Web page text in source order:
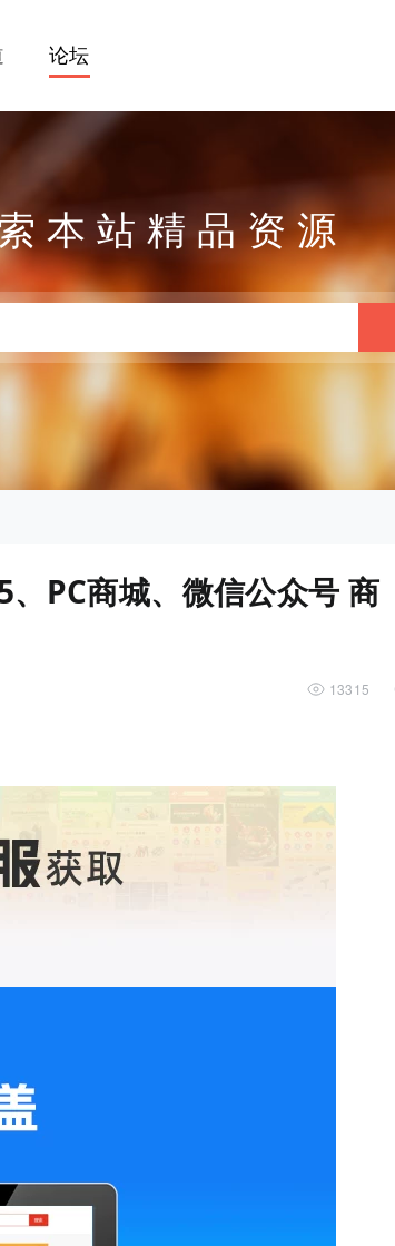
论坛
本站精品资源
PC商城、微信公众号 商
13315